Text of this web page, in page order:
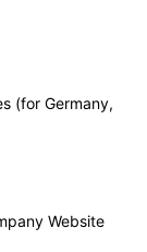
(for Germany,
Website